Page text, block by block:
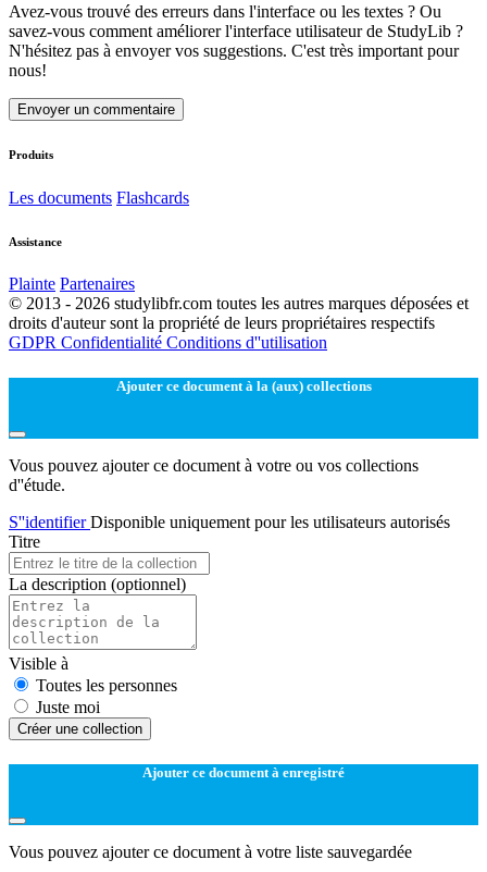
Avez-vous trouvé des erreurs dans l'interface ou les textes ? Ou
savez-vous comment améliorer l'interface utilisateur de StudyLib ?
N'hésitez pas à envoyer vos suggestions. C'est très important pour
nous!
Envoyer un commentaire
Produits
Les documents Flashcards
Assistance
Plainte Partenaires
© 2013 - 2026 studylibfr.com toutes les autres marques déposées et
droits d'auteur sont la propriété de leurs propriétaires respectifs
GDPR Confidentialité Conditions d''utilisation
Ajouter ce document à la (aux) collections
Vous pouvez ajouter ce document à votre ou vos collections
d''étude.
S''identifierDisponible uniquement pour les utilisateurs autorisés
Titre
La description (optionnel)
Visible à
Toutes les personnes
Juste moi
Créer une collection
Ajouter ce document à enregistré
Vous pouvez ajouter ce document à votre liste sauvegardée